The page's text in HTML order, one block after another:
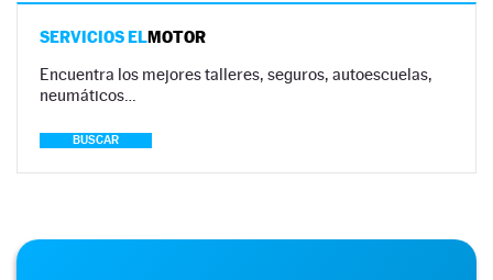
SERVICIOS ELMOTOR
Encuentra los mejores talleres, seguros, autoescuelas,
neumáticos…
BUSCAR